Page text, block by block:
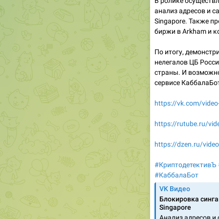
анализ адресов и
Singapore. Также
биржи в Arkham и
По итогу,
нелегалов ЦБ
страны. И
сервисе
https://vk.com/
https://rutube.ru/
https://dzen.ru/
#КриптодетективЪ
#КаббалаБот
VK Видео
Блокировка
Singapore
Анализ адресов и